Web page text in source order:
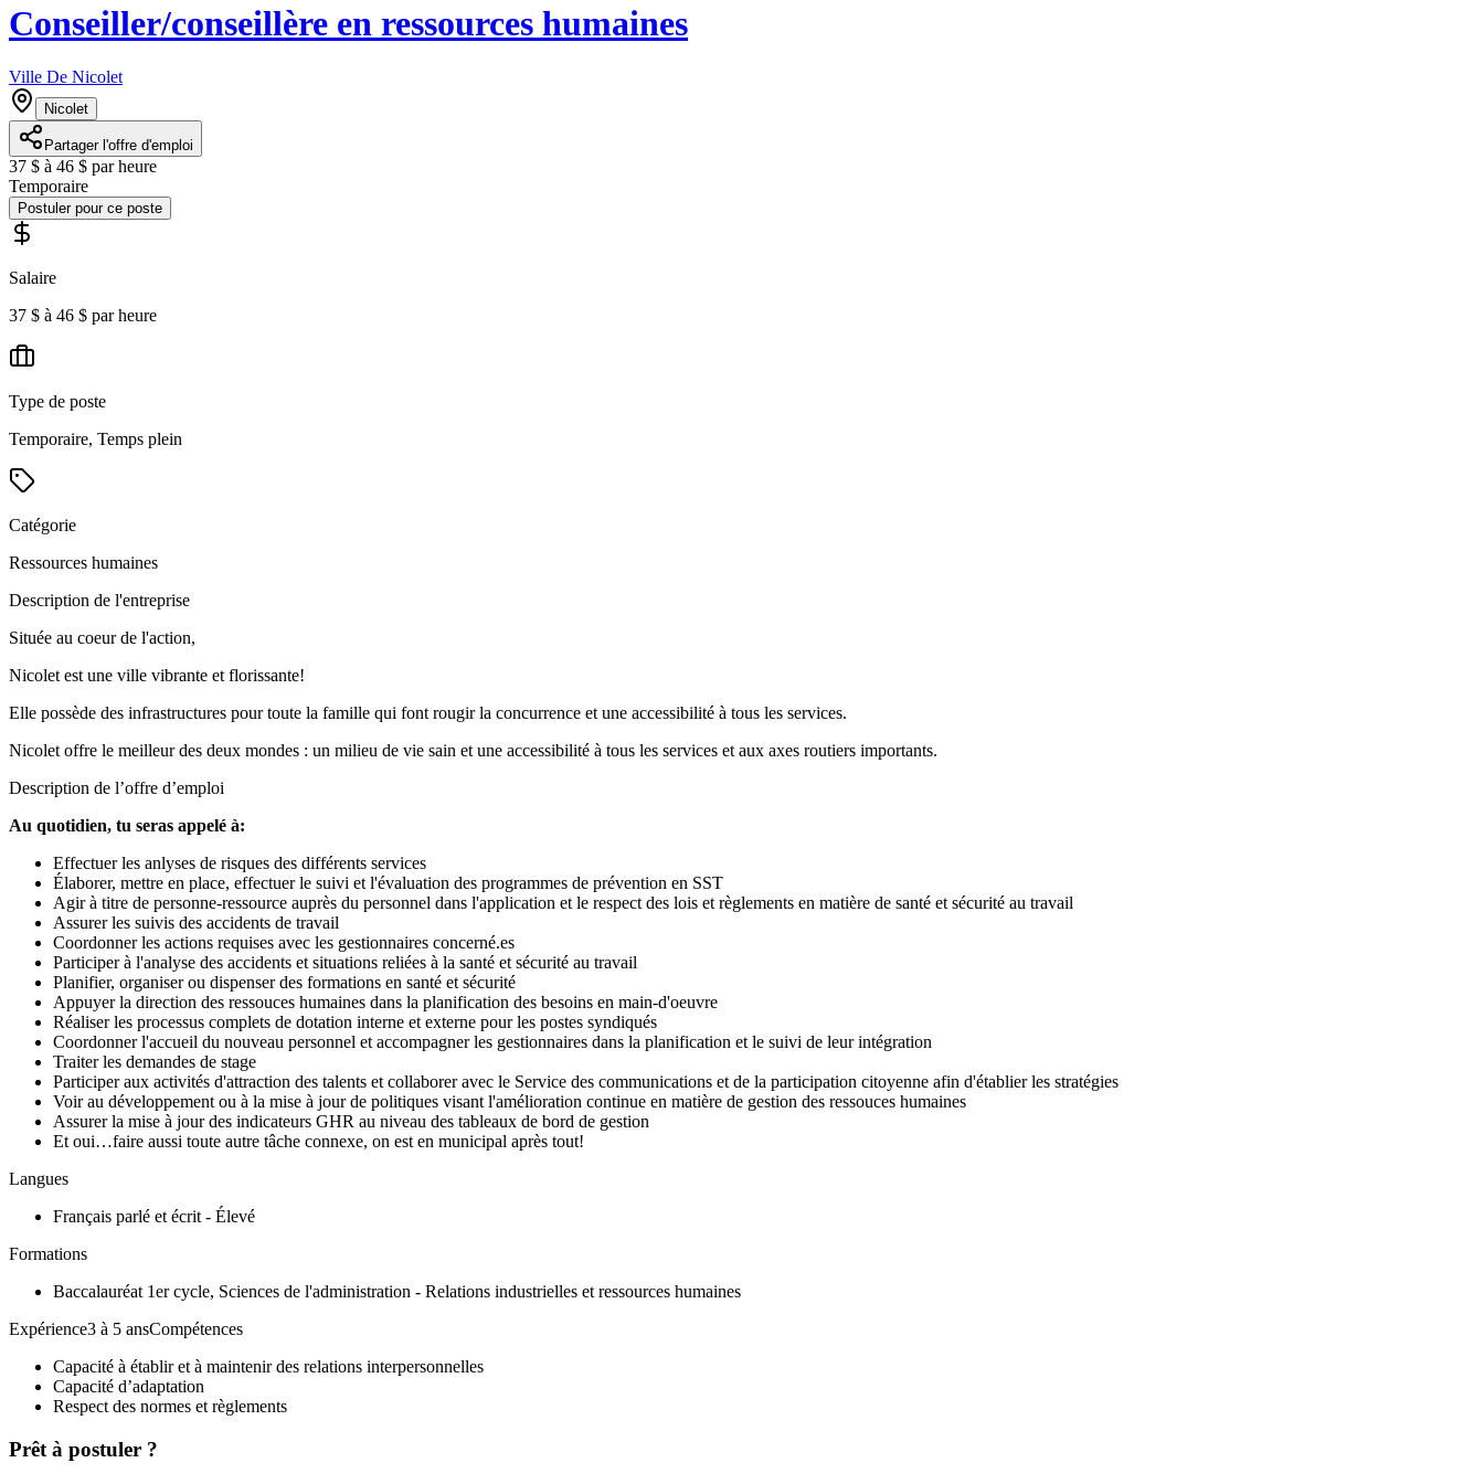
Conseiller/conseillère en ressources humaines
Ville De Nicolet
Nicolet
Partager l'offre d'emploi
37 $ à 46 $ par heure
Temporaire
Postuler pour ce poste
Salaire
37 $ à 46 $ par heure
Type de poste
Temporaire, Temps plein
Catégorie
Ressources humaines
Description de l'entreprise
Située au coeur de l'action,
Nicolet est une ville vibrante et florissante!
Elle possède des infrastructures pour toute la famille qui font rougir la concurrence et une accessibilité à tous les services.
Nicolet offre le meilleur des deux mondes : un milieu de vie sain et une accessibilité à tous les services et aux axes routiers importants.
Description de l’offre d’emploi
Au quotidien, tu seras appelé à:
Effectuer les anlyses de risques des différents services
Élaborer, mettre en place, effectuer le suivi et l'évaluation des programmes de prévention en SST
Agir à titre de personne-ressource auprès du personnel dans l'application et le respect des lois et règlements en matière de santé et sécurité au travail
Assurer les suivis des accidents de travail
Coordonner les actions requises avec les gestionnaires concerné.es
Participer à l'analyse des accidents et situations reliées à la santé et sécurité au travail
Planifier, organiser ou dispenser des formations en santé et sécurité
Appuyer la direction des ressouces humaines dans la planification des besoins en main-d'oeuvre
Réaliser les processus complets de dotation interne et externe pour les postes syndiqués
Coordonner l'accueil du nouveau personnel et accompagner les gestionnaires dans la planification et le suivi de leur intégration
Traiter les demandes de stage
Participer aux activités d'attraction des talents et collaborer avec le Service des communications et de la participation citoyenne afin d'établier les stratégies
Voir au développement ou à la mise à jour de politiques visant l'amélioration continue en matière de gestion des ressouces humaines
Assurer la mise à jour des indicateurs GHR au niveau des tableaux de bord de gestion
Et oui…faire aussi toute autre tâche connexe, on est en municipal après tout!
Langues
Français parlé et écrit - Élevé
Formations
Baccalauréat 1er cycle, Sciences de l'administration - Relations industrielles et ressources humaines
Expérience3 à 5 ansCompétences
Capacité à établir et à maintenir des relations interpersonnelles
Capacité d’adaptation
Respect des normes et règlements
Prêt à postuler ?